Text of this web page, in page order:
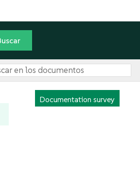
Documentation survey